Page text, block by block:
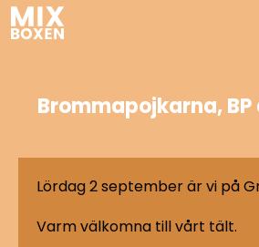
Brommapojkarna, BP
Lördag 2 september är vi på
Varm välkomna till vårt tält.